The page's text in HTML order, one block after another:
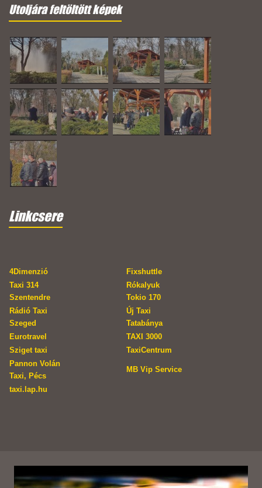
Utoljára feltöltött képek
Linkcsere
4Dimenzió
Fixshuttle
Taxi 314
Szentendre
Rókalyuk
Tokio 170
Rádió Taxi
Szeged
Új Taxi
Tatabánya
Eurotravel
TAXI 3000
Sziget taxi
TaxiCentrum
Pannon Volán
Taxi, Pécs
MB Vip Service
taxi.lap.hu